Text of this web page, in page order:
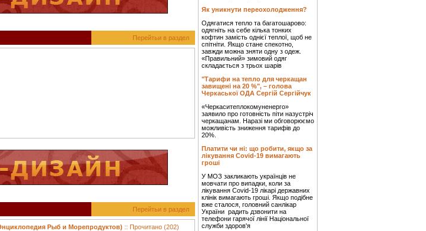
Перейтьи в раздел
Перейтьи в раздел
Рыб и Морепродуктов) :: Прочитано (202)
Як уникнути переохолодження?
Одягатися тепло та багатошарово:
одягніть на себе кілька тонких
кофтин замість однієї теплої, щоб не
спітніти. Якщо стане спекотно,
завжди можна зняти одну з одеж.
«Правильний» зимовий одяг
складається з трьох шарів
"Тарифи на тепло для черкащан
завищені на 20 %", – голова
Черкаської ОДА Сергій Сергійчук
«Черкаситеплокомуненерго»
заявило про готовність піти назустріч
черкащанам. Наразі ми обговорюємо
можливість зниження тарифів до
20%.
Платити чи ні: що робити, якщо за
лікування Covid-19 вимагають
гроші
У МОЗ закликають українців не
мовчати про випадки, коли за
лікування Covid-19 лікарі державних
клінік вимагають гроші. Якщо подібне
вже сталося, головний санлікар
України радить дзвонити на
телефони гарячої лінії Національної
служби здоров'я